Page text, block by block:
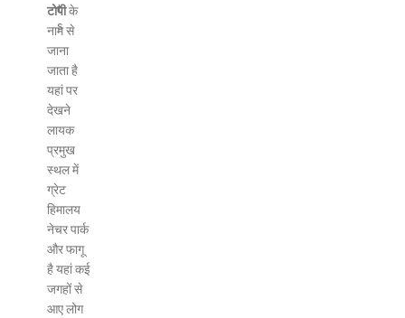
t
s
टोपीके
नाम से
जाना
जाता है
यहां पर
देखने
लायक
प्रमुख
स्थल में
ग्रेट
हिमालय
नेचर पार्क
और फागू
है यहां कई
जगहों से
आए लोग